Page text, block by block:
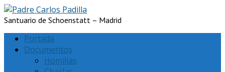
Santuario de Schoenstatt – Madrid
Portada
Documentos
Homilias